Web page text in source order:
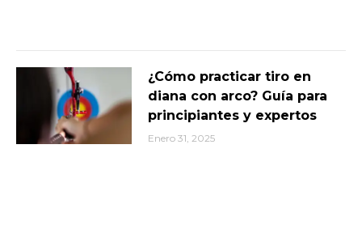
¿Cómo practicar tiro en
diana con arco? Guía para
principiantes y expertos
Enero 31, 2025